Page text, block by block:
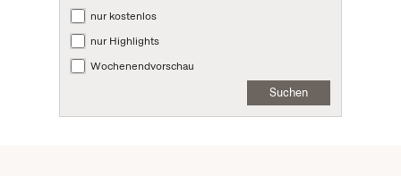
nur kostenlos
nur Highlights
Wochenendvorschau
Suchen